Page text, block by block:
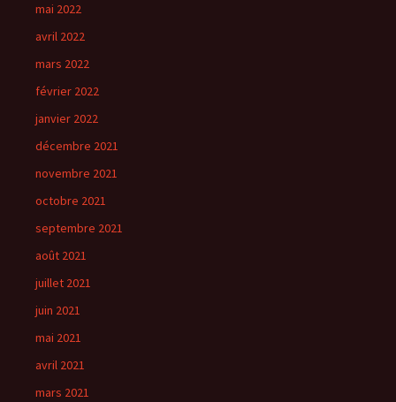
mai 2022
avril 2022
mars 2022
février 2022
janvier 2022
décembre 2021
novembre 2021
octobre 2021
septembre 2021
août 2021
juillet 2021
juin 2021
mai 2021
avril 2021
mars 2021